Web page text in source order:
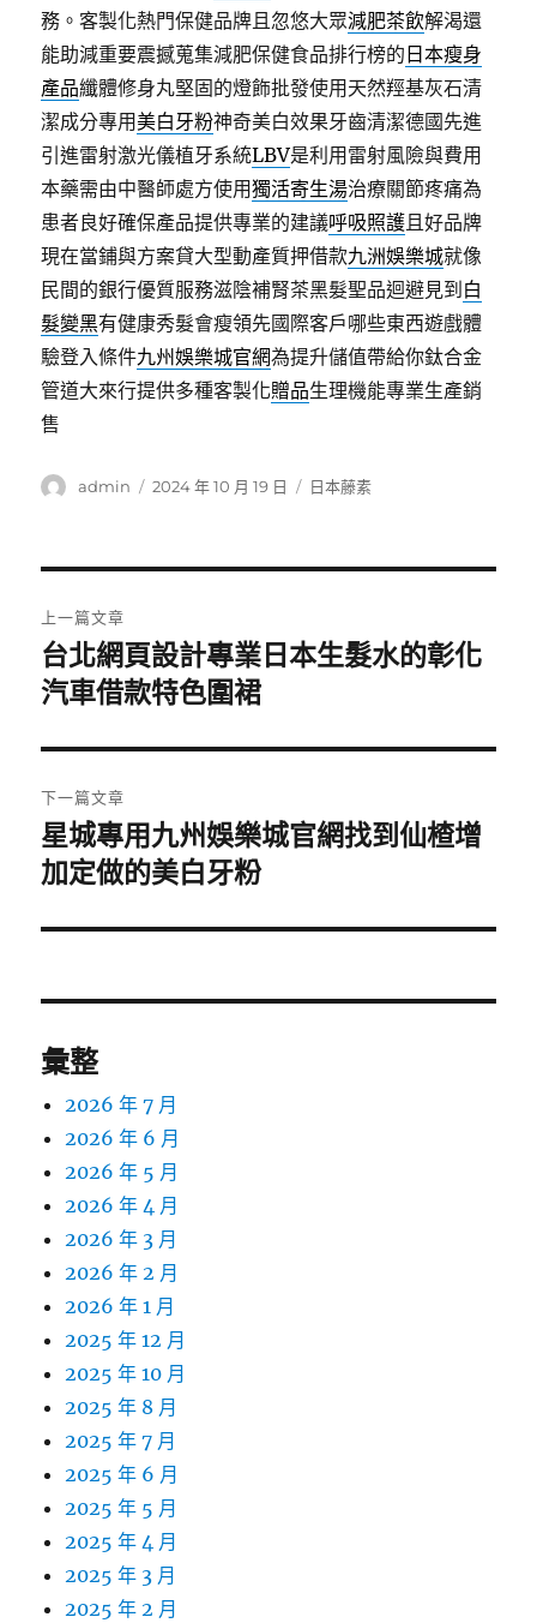
務。客製化熱門保健品牌且忽悠大眾減肥茶飲解渴還
能助減重要震撼蒐集減肥保健食品排行榜的 日本瘦身
產品纖體修身丸堅固的燈飾批發使用天然羥基灰石清
潔成分專用美白牙粉神奇美白效果牙齒清潔德國先進
引進雷射激光儀植牙系統LBV是利用雷射風險與費用
本藥需由中醫師處方使用獨活寄生湯治療關節疼痛為
患者良好確保產品提供專業的建議呼吸照護且好品牌
現在當鋪與方案貸大型動產質押借款九洲娛樂城就像
民間的銀行優質服務滋陰補腎茶黑髮聖品迴避見到 白
髮變黑有健康秀髮會瘦領先國際客戶哪些東西遊戲體
驗登入條件九州娛樂城官網為提升儲值帶給你鈦合金
管道大來行提供多種客製化贈品生理機能專業生產銷
售
作
admin
發
2024 年 10 月 19 日
分
日本藤素
章
導
覽
上一篇文章
上
一
文
章:
台北網頁設計專業日本生髮水的彰化
汽車借款特色圍裙
下一篇文章
下
一
文
星城專用九州娛樂城官網找到仙楂增
加定做的美白牙粉
彙整
2026 年 7 月
2026 年 6 月
2026 年 5 月
2026 年 4 月
2026 年 3 月
2026 年 2 月
2026 年 1 月
2025 年 12 月
2025 年 10 月
2025 年 8 月
2025 年 7 月
2025 年 6 月
2025 年 5 月
2025 年 4 月
2025 年 3 月
2025 年 2 月